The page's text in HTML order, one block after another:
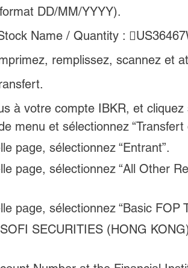
DD/MM/YYYY).
Name / Quantity :
remplissez, scannez et
à votre compte IBKR, et cliquez
menu et sélectionnez “Transfert
page, sélectionnez “Entrant”.
page, sélectionnez “All Other
page, sélectionnez “Basic FOP
SECURITIES (HONG